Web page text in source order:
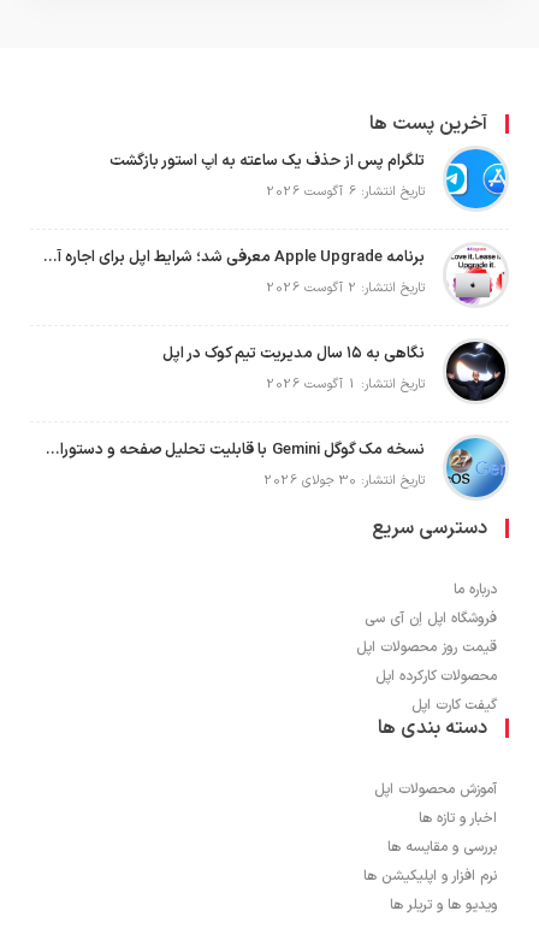
آخرین پست ها
تلگرام پس از حذف یک ساعته به اپ استور بازگشت
تاریخ انتشار: 6 آگوست 2026
برنامه Apple Upgrade معرفی شد؛ شرایط اپل برای اجاره آیفون، آیپد، مک و اپل واچ
تاریخ انتشار: 2 آگوست 2026
نگاهی به ۱۵ سال مدیریت تیم کوک در اپل
تاریخ انتشار: 1 آگوست 2026
نسخه مک گوگل Gemini با قابلیت تحلیل صفحه و دستورات صوتی در به‌روزرسانی جدید
تاریخ انتشار: 30 جولای 2026
دسترسی سریع
درباره ما
فروشگاه اپل اِن آی سی
قیمت روز محصولات اپل
محصولات کارکرده اپل
گیفت کارت اپل
دسته بندی ها
آموزش محصولات اپل
اخبار و تازه ها
بررسی و مقایسه ها
نرم افزار و اپلیکیشن ها
ویدیو ها و تریلر ها